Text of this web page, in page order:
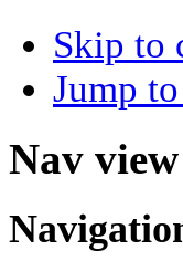
Skip to
Jump
Nav